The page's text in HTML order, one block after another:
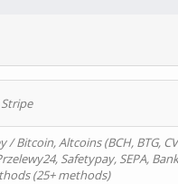
Bitcoin, Altcoins (BCH, BTG,
Safetypay, SEPA,
(25+ methods)